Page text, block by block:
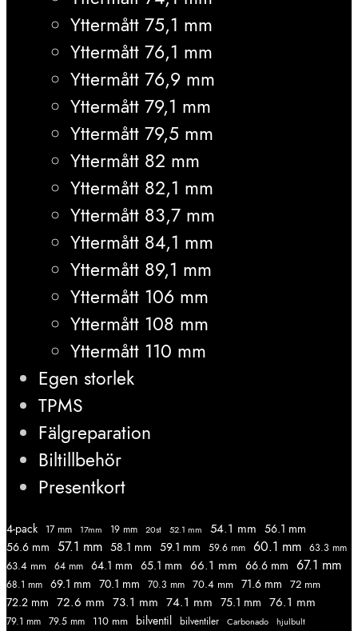
Yttermått 75,1 mm
Yttermått 76,1 mm
Yttermått 76,9 mm
Yttermått 79,1 mm
Yttermått 79,5 mm
Yttermått 82 mm
Yttermått 82,1 mm
Yttermått 83,7 mm
Yttermått 84,1 mm
Yttermått 89,1 mm
Yttermått 106 mm
Yttermått 108 mm
Yttermått 110 mm
Egen storlek
TPMS
Fälgreparation
Biltillbehör
Presentkort
4-pack 17 mm 17mm 19 mm 20st 52.1 mm 54.1 mm 56.1 mm
56.6 mm 57.1 mm 58.1 mm 59.1 mm 59.6 mm 60.1 mm 63.3 mm
63.4 mm 64 mm 64.1 mm 65.1 mm 66.1 mm 66.6 mm 67.1 mm
68.1 mm 69.1 mm 70.1 mm 70.3 mm 70.4 mm 71.6 mm 72 mm
72.2 mm 72.6 mm 73.1 mm 74.1 mm 75.1 mm 76.1 mm
79.1 mm 79.5 mm 110 mm bilventil bilventiler Carbonado hjulbult